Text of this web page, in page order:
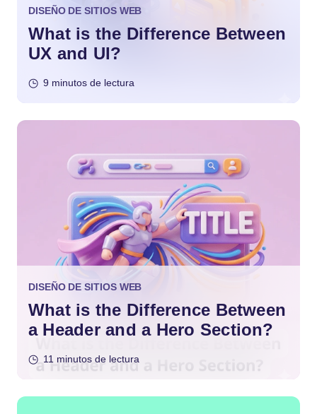
DISEÑO DE SITIOS WEB
What is the Difference Between
UX and UI?
9 minutos de lectura
DISEÑO DE SITIOS WEB
What is the Difference Between
a Header and a Hero Section?
11 minutos de lectura